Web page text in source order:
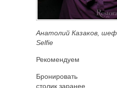
Анатолий Казаков,
Selfie
Рекомендуем
Бронировать
столик заранее